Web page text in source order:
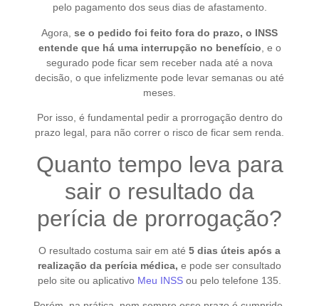
pelo pagamento dos seus dias de afastamento.
Agora, se o pedido foi feito fora do prazo, o INSS
entende que há uma interrupção no benefício , e o
segurado pode ficar sem receber nada até a nova
decisão, o que infelizmente pode levar semanas ou até
meses.
Por isso, é fundamental pedir a prorrogação dentro do
prazo legal, para não correr o risco de ficar sem renda.
Quanto tempo leva para
sair o resultado da
perícia de prorrogação?
O resultado costuma sair em até 5 dias úteis após a
realização da perícia médica, e pode ser consultado
pelo site ou aplicativo Meu INSS ou pelo telefone 135.